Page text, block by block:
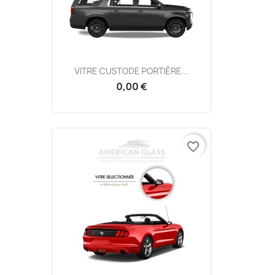
VITRE CUSTODE PORTIÈRE...
0,00 €
favorite_border